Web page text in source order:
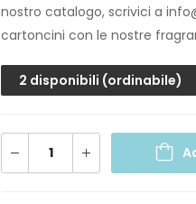
nostro catalogo, scrivici a
cartoncini con le nostre
2 disponibili (ordinabile)